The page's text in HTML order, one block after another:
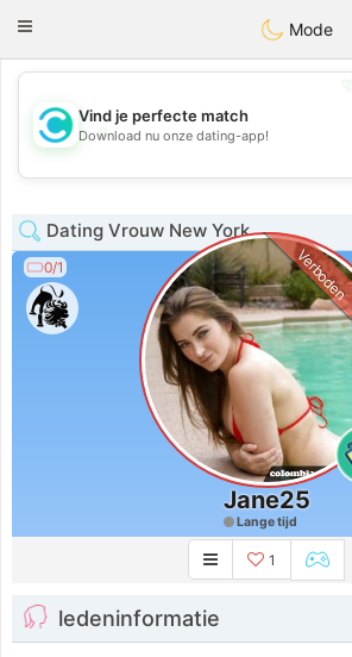
olombiaCitas
Toggle
Mode
💕
Vind je perfecte match
Download nu onze dating-app!
Dating Vrouw New York
0/1 Verboden
Jane25
Lange tijd
1
ledeninformatie